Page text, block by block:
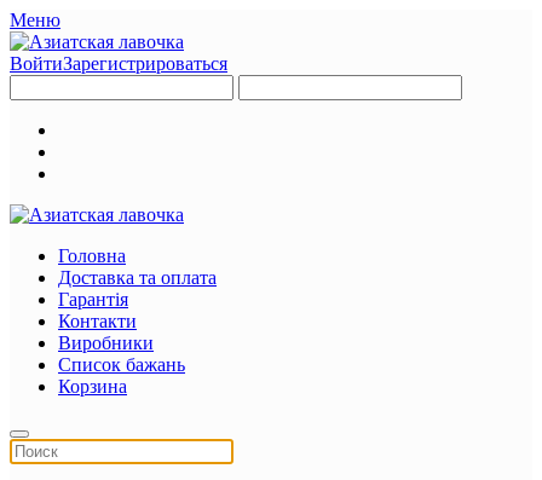
Меню
ВойтиЗарегистрироваться
Головна
Доставка та оплата
Гарантія
Контакти
Виробники
Список бажань
Корзина